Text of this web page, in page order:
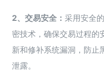
2、交易安全： 采用安全
密技术，确保交易过程的
新和修补系统漏洞，防止
泄露。